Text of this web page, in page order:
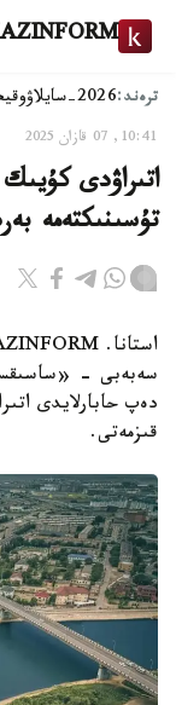
ترەند:2026-سايلاۋ
10:41, 07 قازان 2025
اتىراۋدى
تۇسىنىكتەمە
سەبەبى -
دەپ حابارلايدى
قىزمەتى.